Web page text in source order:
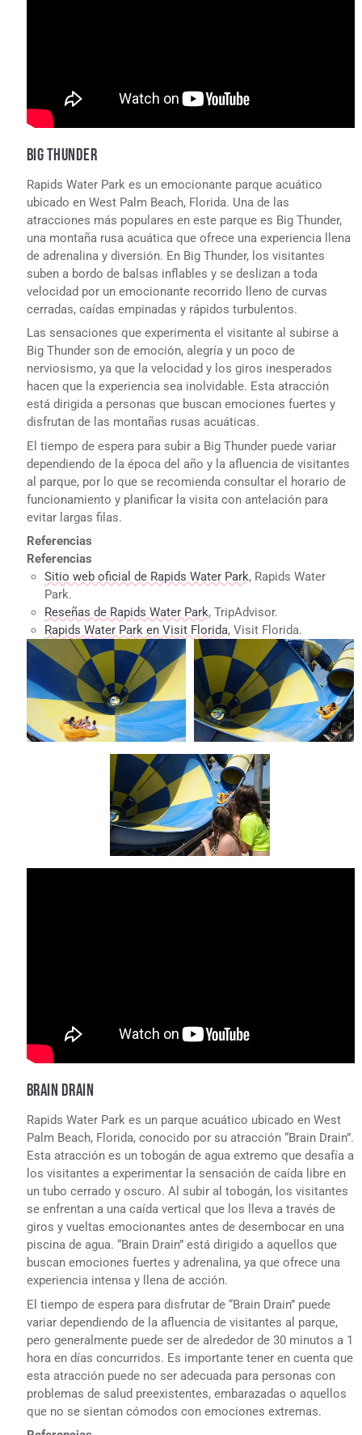
BIG THUNDER
Rapids Water Park es un emocionante parque acuático
ubicado en West Palm Beach, Florida. Una de las
atracciones más populares en este parque es Big Thunder,
una montaña rusa acuática que ofrece una experiencia llena
de adrenalina y diversión. En Big Thunder, los visitantes
suben a bordo de balsas inflables y se deslizan a toda
velocidad por un emocionante recorrido lleno de curvas
cerradas, caídas empinadas y rápidos turbulentos.
Las sensaciones que experimenta el visitante al subirse a
Big Thunder son de emoción, alegría y un poco de
nerviosismo, ya que la velocidad y los giros inesperados
hacen que la experiencia sea inolvidable. Esta atracción
está dirigida a personas que buscan emociones fuertes y
disfrutan de las montañas rusas acuáticas.
El tiempo de espera para subir a Big Thunder puede variar
dependiendo de la época del año y la afluencia de visitantes
al parque, por lo que se recomienda consultar el horario de
funcionamiento y planificar la visita con antelación para
evitar largas filas.
Referencias
Referencias
Sitio web oficial de Rapids Water Park, Rapids Water
Park.
Reseñas de Rapids Water Park, TripAdvisor.
Rapids Water Park en Visit Florida, Visit Florida.
BRAIN DRAIN
Rapids Water Park es un parque acuático ubicado en West
Palm Beach, Florida, conocido por su atracción “Brain Drain”.
Esta atracción es un tobogán de agua extremo que desafía a
los visitantes a experimentar la sensación de caída libre en
un tubo cerrado y oscuro. Al subir al tobogán, los visitantes
se enfrentan a una caída vertical que los lleva a través de
giros y vueltas emocionantes antes de desembocar en una
piscina de agua. “Brain Drain” está dirigido a aquellos que
buscan emociones fuertes y adrenalina, ya que ofrece una
experiencia intensa y llena de acción.
El tiempo de espera para disfrutar de “Brain Drain” puede
variar dependiendo de la afluencia de visitantes al parque,
pero generalmente puede ser de alrededor de 30 minutos a 1
hora en días concurridos. Es importante tener en cuenta que
esta atracción puede no ser adecuada para personas con
problemas de salud preexistentes, embarazadas o aquellos
que no se sientan cómodos con emociones extremas.